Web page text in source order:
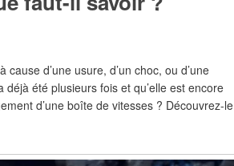
d’une usure, d’un choc, ou d’une
été plusieurs fois et qu’elle est encore
d’une boîte de vitesses ? Découvrez-le